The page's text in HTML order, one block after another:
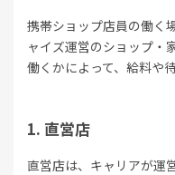
携帯ショップ店員の働く
ャイズ運営のショップ・
働くかによって、給料や
直営店
直営店は、キャリアが運